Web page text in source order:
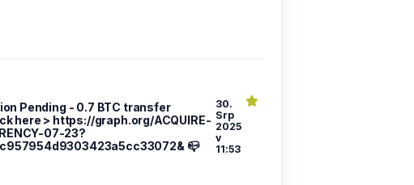
Pending - 0.7 BTC transfer
here > https://graph.org/ACQUIRE-
07-23?
📪
30.
Srp
2025
v
11:53